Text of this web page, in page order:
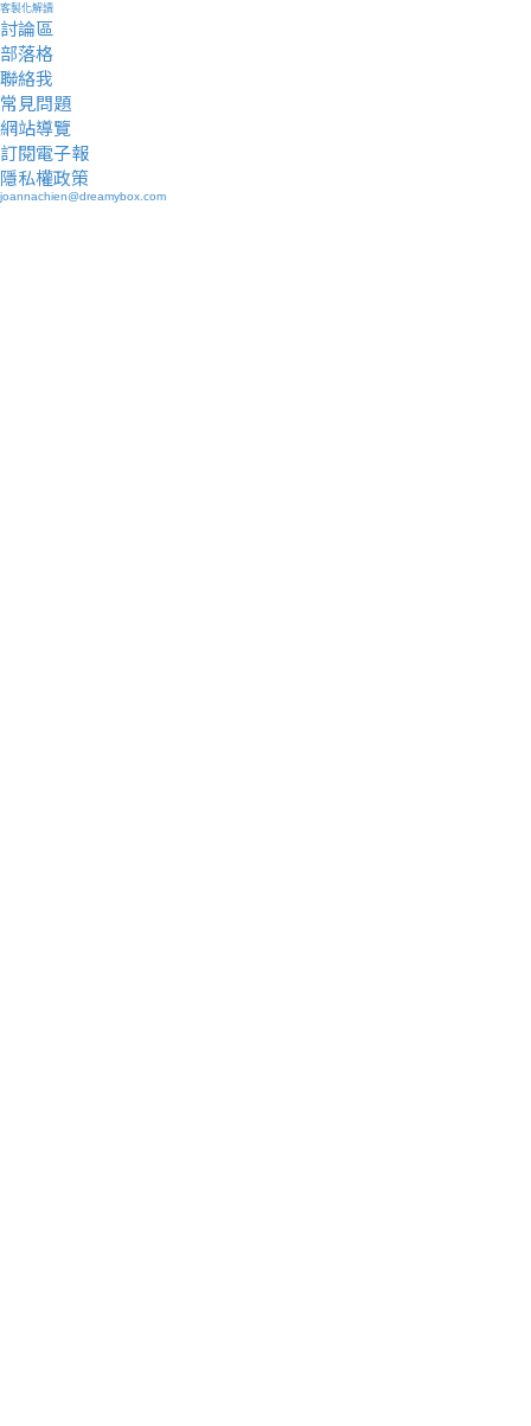
客製化解讀
討論區
部落格
聯絡我
常見問題
網站導覽
訂閱電子報
隱私權政策
joannachien@dreamybox.com